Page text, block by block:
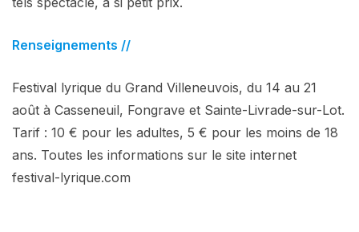
Renseignements //
Festival lyrique du Grand Villeneuvois, du 14 au 21
août à Casseneuil, Fongrave et Sainte-Livrade-sur-Lot.
Tarif : 10 € pour les adultes, 5 € pour les moins de 18
ans. Toutes les informations sur le site internet
festival-lyrique.com